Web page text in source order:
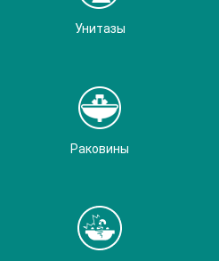
Унитазы
Раковины